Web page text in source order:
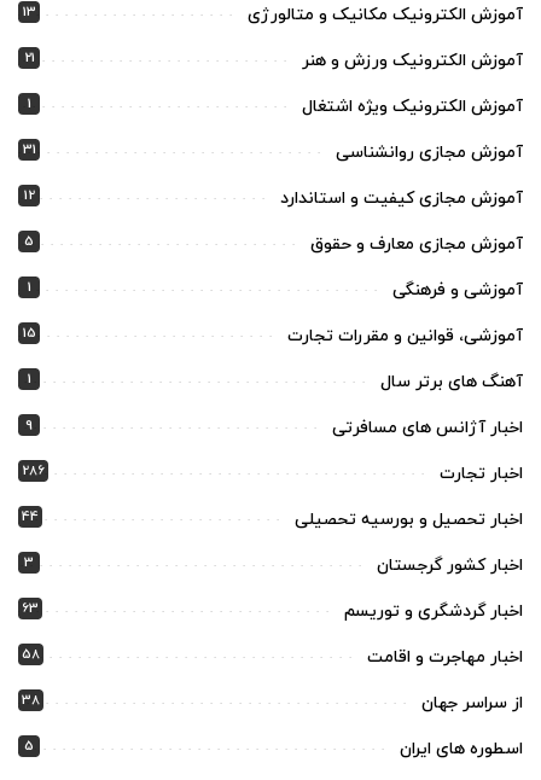
آموزش الکترونیک مکانیک و متالورژی 13
آموزش الکترونیک ورزش و هنر 21
آموزش الکترونیک ویژه اشتغال 1
آموزش مجازی روانشناسی 31
آموزش مجازی کیفیت و استاندارد 12
آموزش مجازی معارف و حقوق 5
آموزشی و فرهنگی 1
آموزشی، قوانین و مقررات تجارت 15
آهنگ های برتر سال 1
اخبار آژانس های مسافرتی 9
اخبار تجارت 286
اخبار تحصیل و بورسیه تحصیلی 44
اخبار کشور گرجستان 3
اخبار گردشگری و توریسم 63
اخبار مهاجرت و اقامت 58
از سراسر جهان 38
اسطوره های ایران 5